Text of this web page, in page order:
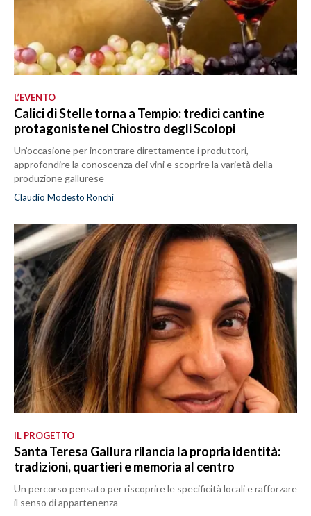
L’EVENTO
Calici di Stelle torna a Tempio: tredici cantine
protagoniste nel Chiostro degli Scolopi
Un’occasione per incontrare direttamente i produttori,
approfondire la conoscenza dei vini e scoprire la varietà della
produzione gallurese
Claudio Modesto Ronchi
IL PROGETTO
Santa Teresa Gallura rilancia la propria identità:
tradizioni, quartieri e memoria al centro
Un percorso pensato per riscoprire le specificità locali e rafforzare
il senso di appartenenza